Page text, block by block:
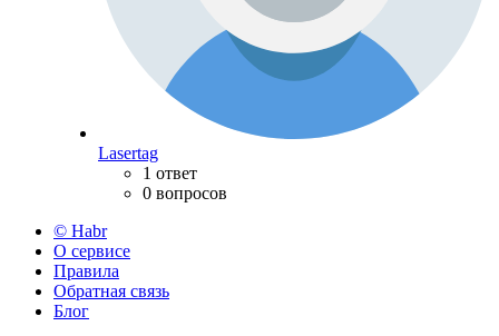
Lasertag
1 ответ
0 вопросов
© Habr
О сервисе
Правила
Обратная связь
Блог